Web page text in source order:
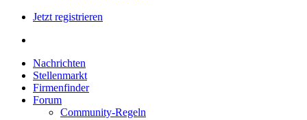
Jetzt registrieren
Nachrichten
Stellenmarkt
Firmenfinder
Forum
Community-Regeln